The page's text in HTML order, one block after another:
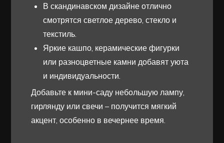
В скандинавском дизайне отлично
смотрятся светлое дерево, стекло и
текстиль.
Яркие кашпо, керамические фигурки
или разноцветные камни добавят уюта
и индивидуальности.
Добавьте к мини-саду небольшую лампу,
гирлянду или свечи – получится мягкий
акцент, особенно в вечернее время.